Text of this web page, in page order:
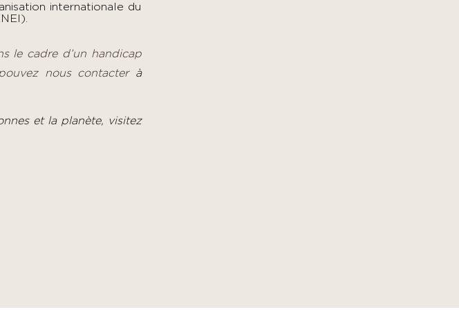
internationale du
le cadre d’un handicap
nous contacter à
et la planète, visitez